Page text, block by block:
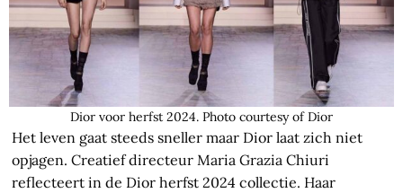
Dior voor herfst 2024. Photo courtesy of Dior
Het leven gaat steeds sneller maar Dior laat zich niet
opjagen. Creatief directeur Maria Grazia Chiuri
reflecteert in de Dior herfst 2024 collectie. Haar